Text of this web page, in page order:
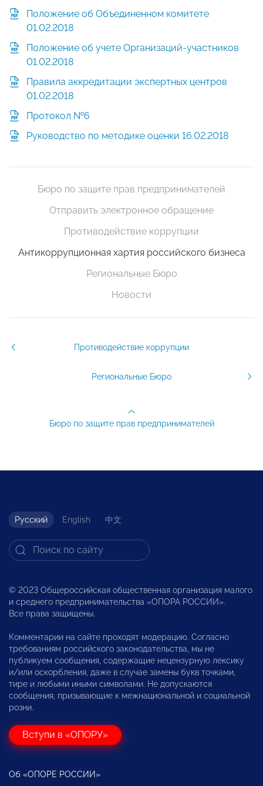
Положение об Объединенном комитете
01.02.2018
Положение об учете Организаций-участников
01.02.2018
Правила аккредитации экспертных центров
01.02.2018
Протокол №6
Руководство по методике оценки 16.02.2018
Бюро по защите прав предпринимателей
Отправить электронное обращение
Противодействие коррупции
Антикоррупционная хартия российского бизнеса
Региональные Бюро
Новости
Противодействие коррупции
Региональные Бюро
Бюро по защите прав предпринимателей
Русский English 中文
© 2023 Общероссийская общественная организация малого
и среднего предпринимательства «ОПОРА РОССИИ».
Все права защищены.
Комментарии на сайте проходят модерацию. Согласно
требованиям российского законодательства, мы не
публикуем сообщения, содержащие нецензурную лексику
и/или оскорбления, даже в случае замены букв точками,
тире и любыми иными символами. Не допускаются
сообщения, призывающие к межнациональной и социальной
розни.
Вступи в «ОПОРУ»
Об «ОПОРЕ РОССИИ»